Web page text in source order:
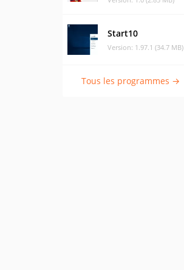
Start10
Version: 1.97.1 (34.7 MB)
Tous les programmes →